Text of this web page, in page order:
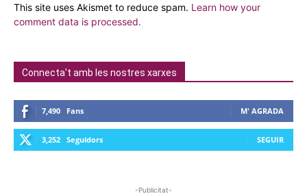
This site uses Akismet to reduce spam. Learn how your
comment data is processed.
Connecta't amb les nostres xarxes
7,490 Fans M' AGRADA
3,252 Seguidors SEGUIR
-Publicitat-